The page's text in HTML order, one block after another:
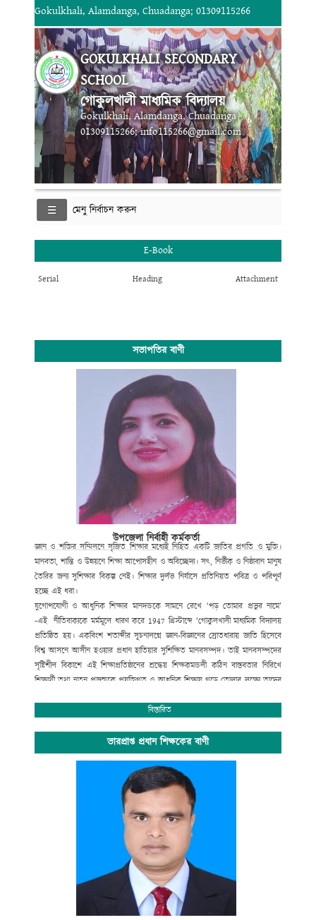
Gokulkhali, Alamdanga, Chuadanga; 01309115266
GOKULKHALI SECONDARY
SCHOOL
গোকুলখালী মাধ্যমিক বিদ্যালয়
Gokulkhali, Alamdanga, Chuadanga
01309115266; info115266@gmail.com
মেনু নির্বাচন করুন
E-Book
Serial Heading Attachment
সভাপতির বাণী
উপজেলা নির্বাহী কর্মকর্তা
জ্ঞান ও শক্তির সম্মিলনে সৃজিত শিক্ষার মধ্যেই নিহিত একটি জাতির প্রগতি ও মুক্তি।
মানবতা, শান্তি ও উন্নয়নে শিক্ষা আপোসহীন ও অবিচ্ছেদ্য। সৎ, নির্ভীক ও নিষ্ঠাবান মানুষ
তৈরির জন্য সুশিক্ষার বিকল্প নেই। শিক্ষার দুর্লভ নির্যাসে প্রতিনিয়ত পবিত্র ও পরিপূর্ণ
হচ্ছে এই ধরা।
যুগোপযোগী ও আধুনিক শিক্ষার মানদন্ডকে সামনে রেখে ‘পড় তোমার প্রভুর নামে’
-এই নীতিবাক্যকে মর্মমূলে ধারণ করে1947 খ্রিস্টাব্দে ‘গোকুলখালী মাধ্যমিক বিদ্যালয়
প্রতিষ্ঠিত হয়। একবিংশ শতাব্দীর সূচনালগ্নে জ্ঞান-বিজ্ঞানের স্রোতধারায় জাতি হিসেবে
বিশ্ব আসনে আসীন হওয়ার প্রধান হাতিয়ার সুশিক্ষিত মানবসম্পদ। তাই মানবসম্পদের
সৃষ্টিশীল বিকাশে এই শিক্ষাপ্রতিষ্ঠানের শ্রদ্ধেয় শিক্ষকমন্ডলী কঠিন বাস্তবতার নিরিখে
শিক্ষার্থী তথা নতুন প্রজন্মকে প্রযুক্তিগত ও আধুনিক শিক্ষায় গড়ে তোলার লক্ষ্যে তাদের
অপ্রতিরোধ্য অগ্রযাত্রায় এগিয়ে যাচ্ছে বাংলাদেশের শিক্ষা ব্যবস্থা। বিদ্যালয়ে গতানুগতিক
শিক্ষার্থীদের উৎসাহ প্রদানেও উক্ত শিক্ষাপ্রতিষ্ঠান বদ্ধপরিকর।
সাংস্কৃতিক বিকাশ, প্রগতিশীল চিন্তা, শৃঙ্খলা, নিরাপত্তা ও নিরবচ্ছিন্ন শান্তির মূল্যবোধকে
ধারণ করে আমাদের এই স্বাপ্নিক যাত্রায় সকল শিক্ষক, শিক্ষার্থী, অভিভাবক ও
গুণিজনসহ সংশ্লিষ্ট সকলের ঐকান্তিক সহযোগিতা প্রত্যাশা করছি। এই শিক্ষা প্রতিষ্ঠানের
সর্বাঙ্গীন উন্নতি ও ভবিষ্যৎ পরিকল্পনা রুপায়নে গঠনমূলক সমালোচনাসহ আপনাদের
মূল্যবান পরামর্শ ও সহযোগিতা আমাদের কাম্য।
গোকুলখালী মাধ্যমিক বিদ্যালয়
আলমডাঙ্গা, চুয়াডাঙ্গা।
বিস্তারিত
ভারপ্রাপ্ত প্রধান শিক্ষকের বাণী